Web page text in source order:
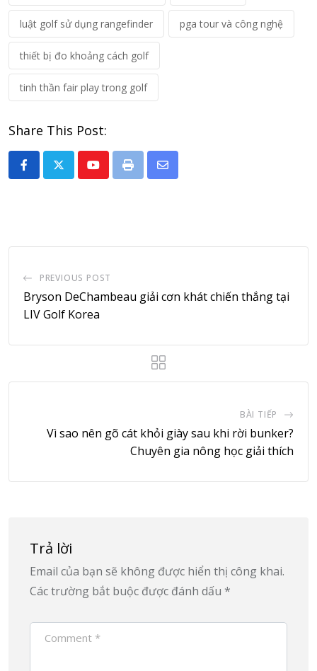
luật golf sử dụng rangefinder pga tour và công nghệ
thiết bị đo khoảng cách golf
tinh thần fair play trong golf
Share This Post:
YoutubePrint
Share
PREVIOUS POST
Bryson DeChambeau giải cơn khát chiến thắng tại
LIV Golf Korea
BÀI TIẾP
Vì sao nên gõ cát khỏi giày sau khi rời bunker?
Chuyên gia nông học giải thích
Trả lời
Email của bạn sẽ không được hiển thị công khai.
Các trường bắt buộc được đánh dấu *